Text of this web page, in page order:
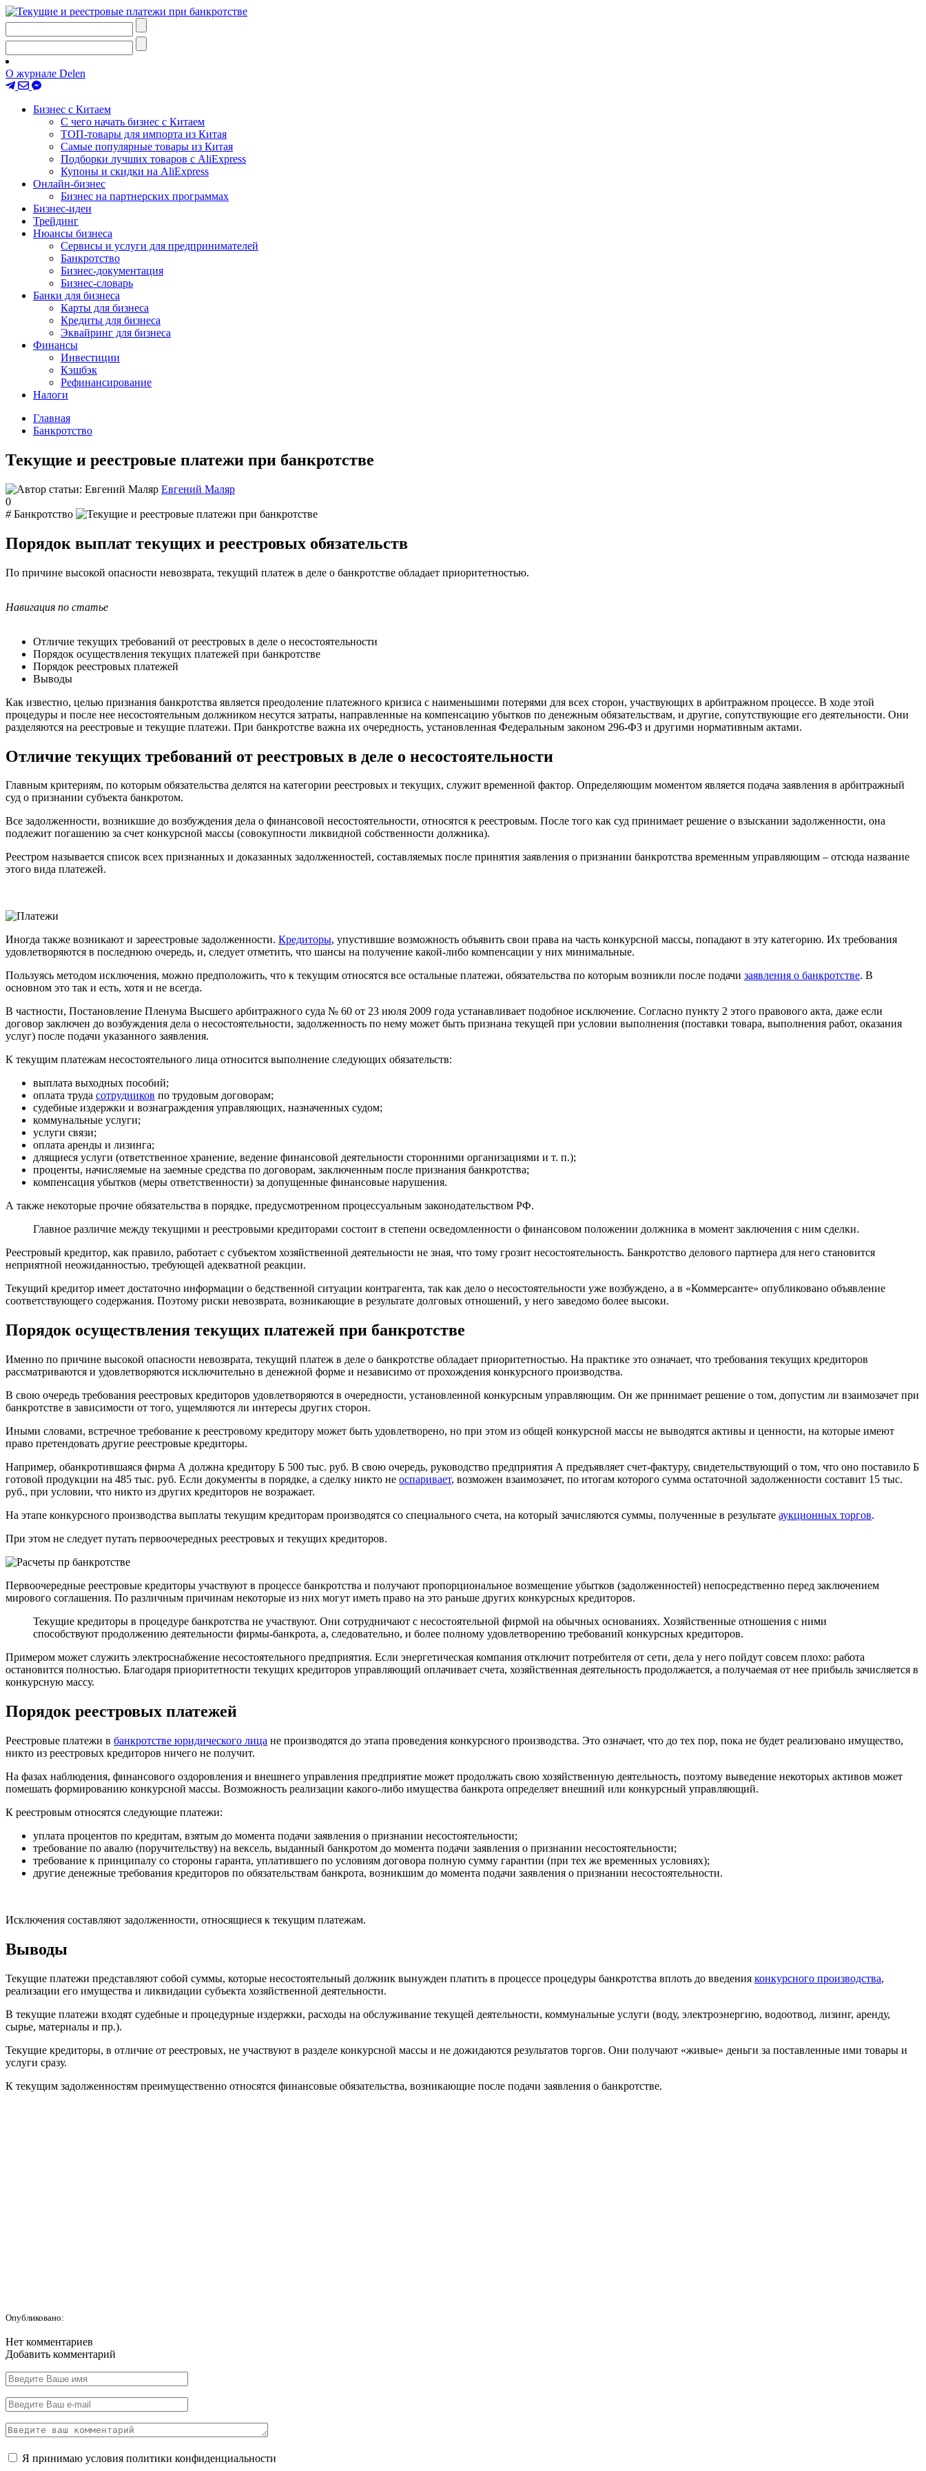
О журнале Delen
Бизнес с Китаем
С чего начать бизнес с Китаем
ТОП-товары для импорта из Китая
Самые популярные товары из Китая
Подборки лучших товаров с AliExpress
Купоны и скидки на AliExpress
Онлайн-бизнес
Бизнес на партнерских программах
Бизнес-идеи
Трейдинг
Нюансы бизнеса
Сервисы и услуги для предпринимателей
Банкротство
Бизнес-документация
Бизнес-словарь
Банки для бизнеса
Карты для бизнеса
Кредиты для бизнеса
Эквайринг для бизнеса
Финансы
Инвестиции
Кэшбэк
Рефинансирование
Налоги
Главная
Банкротство
Текущие и реестровые платежи при банкротстве
Евгений Маляр
0
# Банкротство
Порядок выплат текущих и реестровых обязательств
По причине высокой опасности невозврата, текущий платеж в деле о банкротстве обладает приоритетностью.
Навигация по статье
Отличие текущих требований от реестровых в деле о несостоятельности
Порядок осуществления текущих платежей при банкротстве
Порядок реестровых платежей
Выводы
Как известно, целью признания банкротства является преодоление платежного кризиса с наименьшими потерями для всех сторон, участвующих в арбитражном процессе. В ходе этой
процедуры и после нее несостоятельным должником несутся затраты, направленные на компенсацию убытков по денежным обязательствам, и другие, сопутствующие его деятельности. Они
разделяются на реестровые и текущие платежи. При банкротстве важна их очередность, установленная Федеральным законом 296-ФЗ и другими нормативным актами.
Отличие текущих требований от реестровых в деле о несостоятельности
Главным критериям, по которым обязательства делятся на категории реестровых и текущих, служит временной фактор. Определяющим моментом является подача заявления в арбитражный
суд о признании субъекта банкротом.
Все задолженности, возникшие до возбуждения дела о финансовой несостоятельности, относятся к реестровым. После того как суд принимает решение о взыскании задолженности, она
подлежит погашению за счет конкурсной массы (совокупности ликвидной собственности должника).
Реестром называется список всех признанных и доказанных задолженностей, составляемых после принятия заявления о признании банкротства временным управляющим – отсюда название
этого вида платежей.
Иногда также возникают и зареестровые задолженности. Кредиторы, упустившие возможность объявить свои права на часть конкурсной массы, попадают в эту категорию. Их требования
удовлетворяются в последнюю очередь, и, следует отметить, что шансы на получение какой-либо компенсации у них минимальные.
Пользуясь методом исключения, можно предположить, что к текущим относятся все остальные платежи, обязательства по которым возникли после подачи заявления о банкротстве. В
основном это так и есть, хотя и не всегда.
В частности, Постановление Пленума Высшего арбитражного суда № 60 от 23 июля 2009 года устанавливает подобное исключение. Согласно пункту 2 этого правового акта, даже если
договор заключен до возбуждения дела о несостоятельности, задолженность по нему может быть признана текущей при условии выполнения (поставки товара, выполнения работ, оказания
услуг) после подачи указанного заявления.
К текущим платежам несостоятельного лица относится выполнение следующих обязательств:
выплата выходных пособий;
оплата труда сотрудников по трудовым договорам;
судебные издержки и вознаграждения управляющих, назначенных судом;
коммунальные услуги;
услуги связи;
оплата аренды и лизинга;
длящиеся услуги (ответственное хранение, ведение финансовой деятельности сторонними организациями и т. п.);
проценты, начисляемые на заемные средства по договорам, заключенным после признания банкротства;
компенсация убытков (меры ответственности) за допущенные финансовые нарушения.
А также некоторые прочие обязательства в порядке, предусмотренном процессуальным законодательством РФ.
Главное различие между текущими и реестровыми кредиторами состоит в степени осведомленности о финансовом положении должника в момент заключения с ним сделки.
Реестровый кредитор, как правило, работает с субъектом хозяйственной деятельности не зная, что тому грозит несостоятельность. Банкротство делового партнера для него становится
неприятной неожиданностью, требующей адекватной реакции.
Текущий кредитор имеет достаточно информации о бедственной ситуации контрагента, так как дело о несостоятельности уже возбуждено, а в «Коммерсанте» опубликовано объявление
соответствующего содержания. Поэтому риски невозврата, возникающие в результате долговых отношений, у него заведомо более высоки.
Порядок осуществления текущих платежей при банкротстве
Именно по причине высокой опасности невозврата, текущий платеж в деле о банкротстве обладает приоритетностью. На практике это означает, что требования текущих кредиторов
рассматриваются и удовлетворяются исключительно в денежной форме и независимо от прохождения конкурсного производства.
В свою очередь требования реестровых кредиторов удовлетворяются в очередности, установленной конкурсным управляющим. Он же принимает решение о том, допустим ли взаимозачет при
банкротстве в зависимости от того, ущемляются ли интересы других сторон.
Иными словами, встречное требование к реестровому кредитору может быть удовлетворено, но при этом из общей конкурсной массы не выводятся активы и ценности, на которые имеют
право претендовать другие реестровые кредиторы.
Например, обанкротившаяся фирма А должна кредитору Б 500 тыс. руб. В свою очередь, руководство предприятия А предъявляет счет-фактуру, свидетельствующий о том, что оно поставило Б
готовой продукции на 485 тыс. руб. Если документы в порядке, а сделку никто не оспаривает, возможен взаимозачет, по итогам которого сумма остаточной задолженности составит 15 тыс.
руб., при условии, что никто из других кредиторов не возражает.
На этапе конкурсного производства выплаты текущим кредиторам производятся со специального счета, на который зачисляются суммы, полученные в результате аукционных торгов.
При этом не следует путать первоочередных реестровых и текущих кредиторов.
Первоочередные реестровые кредиторы участвуют в процессе банкротства и получают пропорциональное возмещение убытков (задолженностей) непосредственно перед заключением
мирового соглашения. По различным причинам некоторые из них могут иметь право на это раньше других конкурсных кредиторов.
Текущие кредиторы в процедуре банкротства не участвуют. Они сотрудничают с несостоятельной фирмой на обычных основаниях. Хозяйственные отношения с ними
способствуют продолжению деятельности фирмы-банкрота, а, следовательно, и более полному удовлетворению требований конкурсных кредиторов.
Примером может служить электроснабжение несостоятельного предприятия. Если энергетическая компания отключит потребителя от сети, дела у него пойдут совсем плохо: работа
остановится полностью. Благодаря приоритетности текущих кредиторов управляющий оплачивает счета, хозяйственная деятельность продолжается, а получаемая от нее прибыль зачисляется в
конкурсную массу.
Порядок реестровых платежей
Реестровые платежи в банкротстве юридического лица не производятся до этапа проведения конкурсного производства. Это означает, что до тех пор, пока не будет реализовано имущество,
никто из реестровых кредиторов ничего не получит.
На фазах наблюдения, финансового оздоровления и внешнего управления предприятие может продолжать свою хозяйственную деятельность, поэтому выведение некоторых активов может
помешать формированию конкурсной массы. Возможность реализации какого-либо имущества банкрота определяет внешний или конкурсный управляющий.
К реестровым относятся следующие платежи:
уплата процентов по кредитам, взятым до момента подачи заявления о признании несостоятельности;
требование по авалю (поручительству) на вексель, выданный банкротом до момента подачи заявления о признании несостоятельности;
требование к принципалу со стороны гаранта, уплатившего по условиям договора полную сумму гарантии (при тех же временных условиях);
другие денежные требования кредиторов по обязательствам банкрота, возникшим до момента подачи заявления о признании несостоятельности.
Исключения составляют задолженности, относящиеся к текущим платежам.
Выводы
Текущие платежи представляют собой суммы, которые несостоятельный должник вынужден платить в процессе процедуры банкротства вплоть до введения конкурсного производства,
реализации его имущества и ликвидации субъекта хозяйственной деятельности.
В текущие платежи входят судебные и процедурные издержки, расходы на обслуживание текущей деятельности, коммунальные услуги (воду, электроэнергию, водоотвод, лизинг, аренду,
сырье, материалы и пр.).
Текущие кредиторы, в отличие от реестровых, не участвуют в разделе конкурсной массы и не дожидаются результатов торгов. Они получают «живые» деньги за поставленные ими товары и
услуги сразу.
К текущим задолженностям преимущественно относятся финансовые обязательства, возникающие после подачи заявления о банкротстве.
Опубликовано:
Нет комментариев
Добавить комментарий
Я принимаю условия политики конфиденциальности